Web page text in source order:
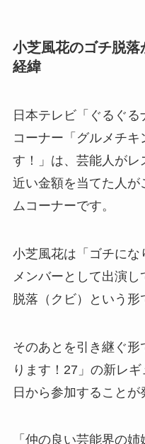
小芝風花のゴチ脱
経緯
日本テレビ「ぐるぐ
コーナー「グルメチキ
す！」は、芸能人がレ
近い金額を当てた人
ムコーナーです。
小芝風花は「ゴチに
メンバーとして出演
脱落（クビ）という形
そのあとを引き継ぐ
ります！27」の新レ
日から参加することが
「仲の良い芸能界の